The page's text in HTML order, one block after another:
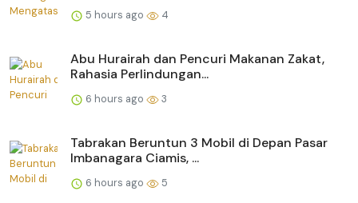
5 hours ago 4
Abu Hurairah dan Pencuri Makanan Zakat,
Rahasia Perlindungan...
6 hours ago 3
Tabrakan Beruntun 3 Mobil di Depan Pasar
Imbanagara Ciamis, ...
6 hours ago 5